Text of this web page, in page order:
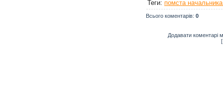
Теги: помста
Всього коментарів: 0
Додавати коментарі